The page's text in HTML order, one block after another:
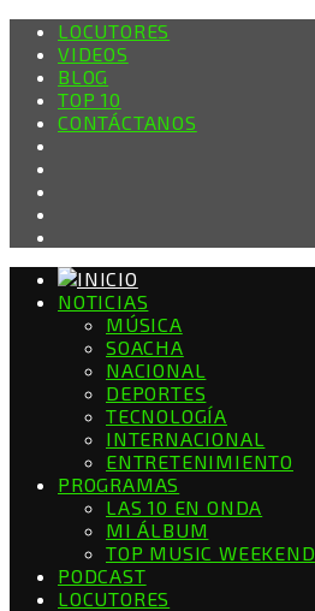
LOCUTORES
VIDEOS
BLOG
TOP 10
CONTÁCTANOS
NOTICIAS
MÚSICA
SOACHA
NACIONAL
DEPORTES
TECNOLOGÍA
INTERNACIONAL
ENTRETENIMIENTO
PROGRAMAS
LAS 10 EN ONDA
MI ÁLBUM
TOP MUSIC WEEKEND
PODCAST
LOCUTORES